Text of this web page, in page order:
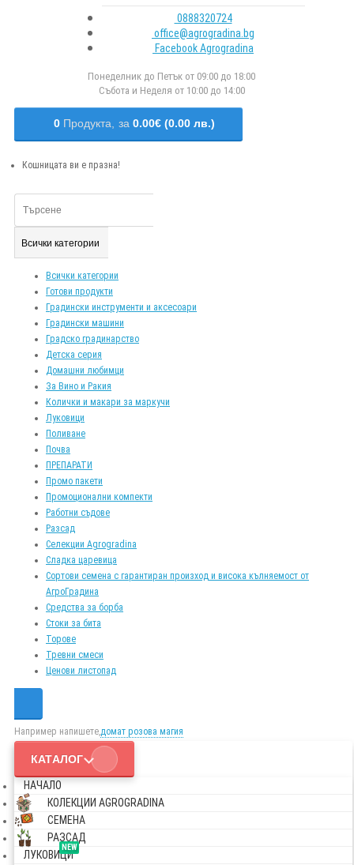
0888320724
office@agrogradina.bg
Facebook Agrogradina
Понеделник до Петък от 09:00 до 18:00
Събота и Неделя от 10:00 до 14:00
0 Продукта, за 0.00€ (0.00 лв.)
Кошницата ви е празна!
Всички категории
Всички категории
Готови продукти
Градински инструменти и аксесоари
Градински машини
Градско градинарство
Детска серия
Домашни любимци
За Вино и Ракия
Колички и макари за маркучи
Луковици
Поливане
Почва
ПРЕПАРАТИ
Промо пакети
Промоционални компекти
Работни съдове
Разсад
Селекции Agrogradina
Сладка царевица
Сортови семена с гарантиран произход и висока кълняемост от
АгроГрадина
Средства за борба
Стоки за бита
Торове
Тревни смеси
Ценови листопад
Например напишете,домат розова магия
КАТАЛОГ
НАЧАЛО
КОЛЕКЦИИ AGROGRADINA
СЕМЕНА
РАЗСАД
NEW
ЛУКОВИЦИ